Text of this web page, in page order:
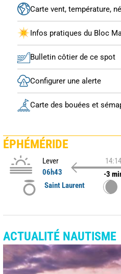
Carte vent, température,
Infos pratiques du Bloc
Bulletin côtier de ce spot
Configurer une alerte
Carte des bouées et
ÉPHÉMÉRIDE
Lever
06h43
14:14
-3
Saint Laurent
ACTUALITÉ NAUTISME